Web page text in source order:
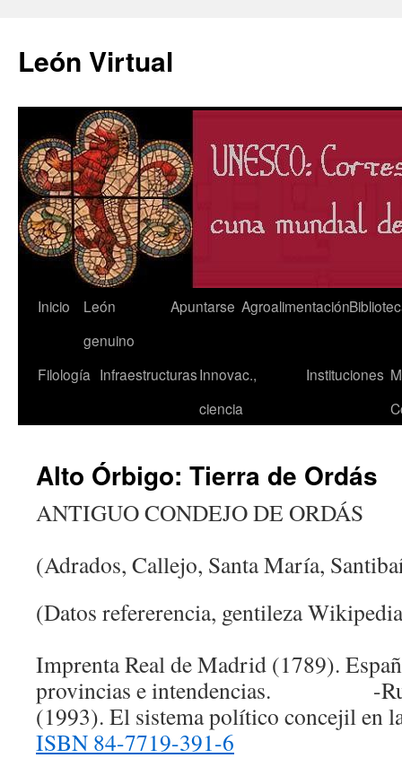
León Virtual
Saltar
contenido
Inicio
León
genuino
Apuntarse Agroalimentación
Filología InfraestructurasInnovac.,
ciencia
Instituciones
Alto Órbigo: Tierra de Ordás
ANTIGUO
(Adrados, Callejo, Santa María,
(Datos refererencia, gentileza
Imprenta Real de Madrid (1789).
provincias e intendencias. -
(1993). El sistema político concejil en
ISBN 84-7719-391-6